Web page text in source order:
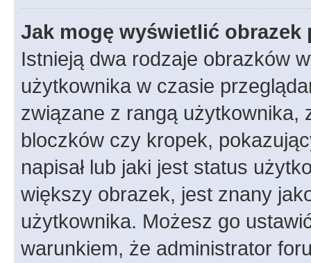
Jak mogę wyświetlić
Istnieją dwa rodzaje obrazków
użytkownika w czasie
związane z rangą użytkownika,
bloczków czy kropek,
napisał lub jaki jest status
większy obrazek, jest znany
użytkownika. Możesz go
warunkiem, że administrator